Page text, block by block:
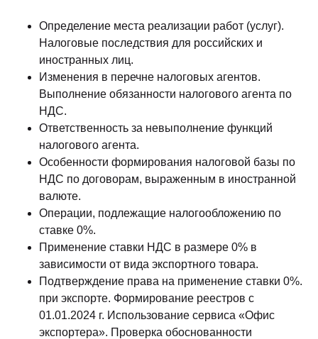
Определение места реализации работ (услуг).
Налоговые последствия для российских и
иностранных лиц.
Изменения в перечне налоговых агентов.
Выполнение обязанности налогового агента по
НДС.
Ответственность за невыполнение функций
налогового агента.
Особенности формирования налоговой базы по
НДС по договорам, выраженным в иностранной
валюте.
Операции, подлежащие налогообложению по
ставке 0%.
Применение ставки НДС в размере 0% в
зависимости от вида экспортного товара.
Подтверждение права на применение ставки 0%.
при экспорте. Формирование реестров с
01.01.2024 г. Использование сервиса «Офис
экспортера». Проверка обоснованности